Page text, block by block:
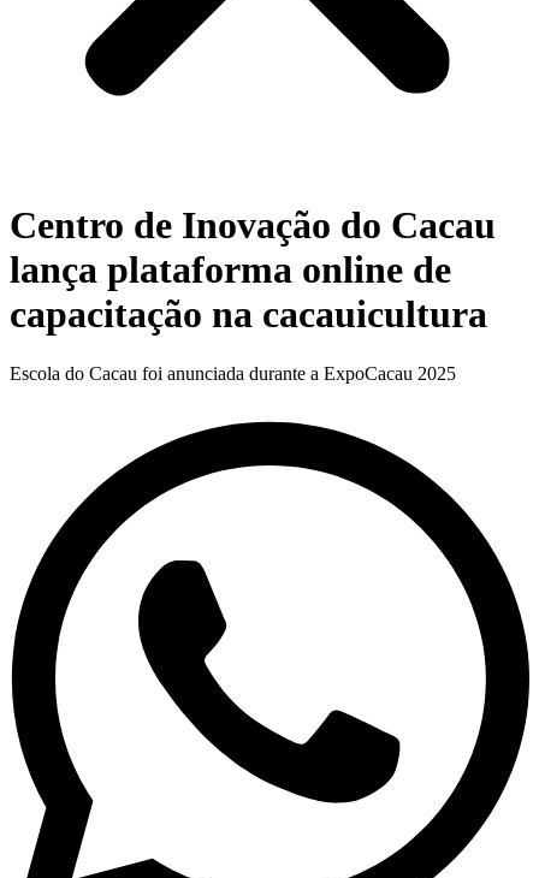
Centro de Inovação do Cacau
lança plataforma online de
capacitação na cacauicultura
Escola do Cacau foi anunciada durante a ExpoCacau 2025